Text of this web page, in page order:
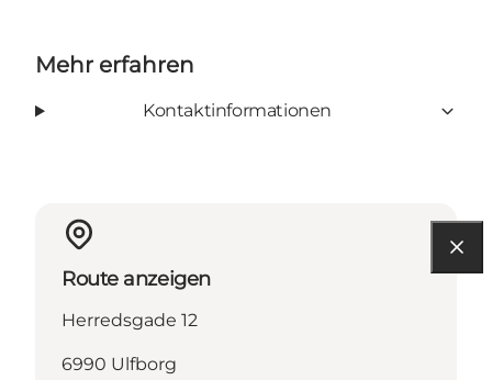
Mehr erfahren
Kontaktinformationen
Route anzeigen
Herredsgade 12
6990 Ulfborg